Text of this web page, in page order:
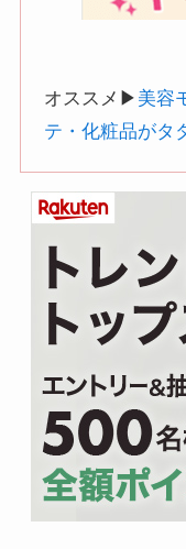
オススメ▶︎ 美容
テ・化粧品がタ